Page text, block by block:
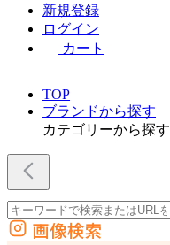
新規登録
ログイン
カート
TOP
ブランドから探す
カテゴリーから探す
外部サイトの商品をカートに追加
画像検索